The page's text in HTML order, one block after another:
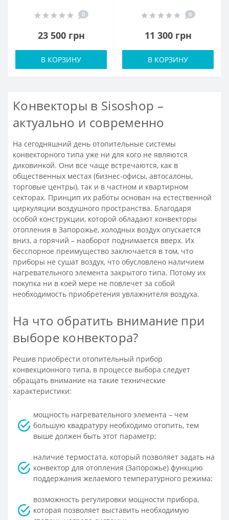
0
23 500 грн
В КОРЗИНУ
0
11 300 грн
В КОРЗИНУ
Конвекторы в Sisoshop –
актуально и современно
На сегодняшний день отопительные системы
конвекторного типа уже ни для кого не являются
диковинкой. Они все чаще встречаются, как в
общественных местах (бизнес-офисы, автосалоны,
торговые центры), так и в частном и квартирном
секторах. Принцип их работы основан на естественной
циркуляции воздушного пространства. Благодаря
особой конструкции, которой обладают конвекторы
отопления в Запорожье, холодных воздух опускается
вниз, а горячий – наоборот поднимается вверх. Их
бесспорное преимущество заключается в том, что
приборы не сушат воздух, что обусловлено наличием
нагревательного элемента закрытого типа. Потому их
покупка ни в коей мере не повлечет за собой
необходимость приобретения увлажнителя воздуха.
На что обратить внимание при
выборе конвектора?
Решив приобрести отопительный прибор
конвекционного типа, в процессе выбора следует
обращать внимание на такие технические
характеристики:
мощность нагревательного элемента – чем
большую квадратуру необходимо отопить, тем
выше должен быть этот параметр;
наличие термостата, который позволяет задать на
конвектор для отопления (Запорожье) функцию
поддержания желаемого температурного режима;
возможность регулировки мощности прибора,
которая позволяет выставить необходимую